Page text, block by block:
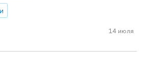
14 июля